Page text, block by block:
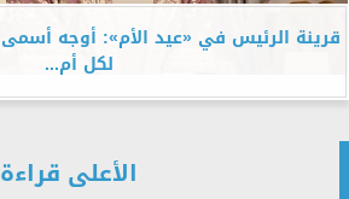
قرينة الرئيس في «عيد الأم»: أوجه أسمى
لكل أم...
الأعلى قراءة